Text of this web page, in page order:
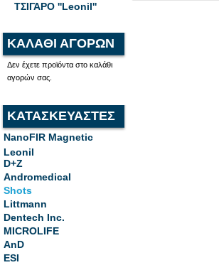
ΤΣΙΓΑΡΟ ''Leonil''
ΚΑΛΑΘΙ ΑΓΟΡΩΝ
Δεν έχετε προϊόντα στο καλάθι
αγορών σας.
ΚΑΤΑΣΚΕΥΑΣΤΕΣ
NanoFIR Magnetic
Leonil
D+Z
Andromedical
Shots
Littmann
Dentech Inc.
MICROLIFE
AnD
ESI